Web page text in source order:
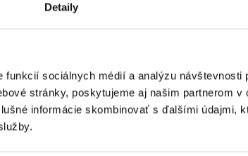
Detaily
funkcií sociálnych médií a analýzu návštevnosti
stránky, poskytujeme aj našim partnerom v
informácie skombinovať s ďalšími údajmi,